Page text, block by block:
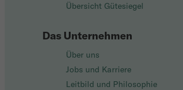
Übersicht Gütesiegel
Das Unternehmen
Über uns
Jobs und Karriere
Leitbild und Philosophie